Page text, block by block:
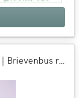
Pretty Pink Brievenbus Bloemen | Brievenbus rozen | Verse rozen per post bezorgd | 9 dagen 100% vaasgarantie